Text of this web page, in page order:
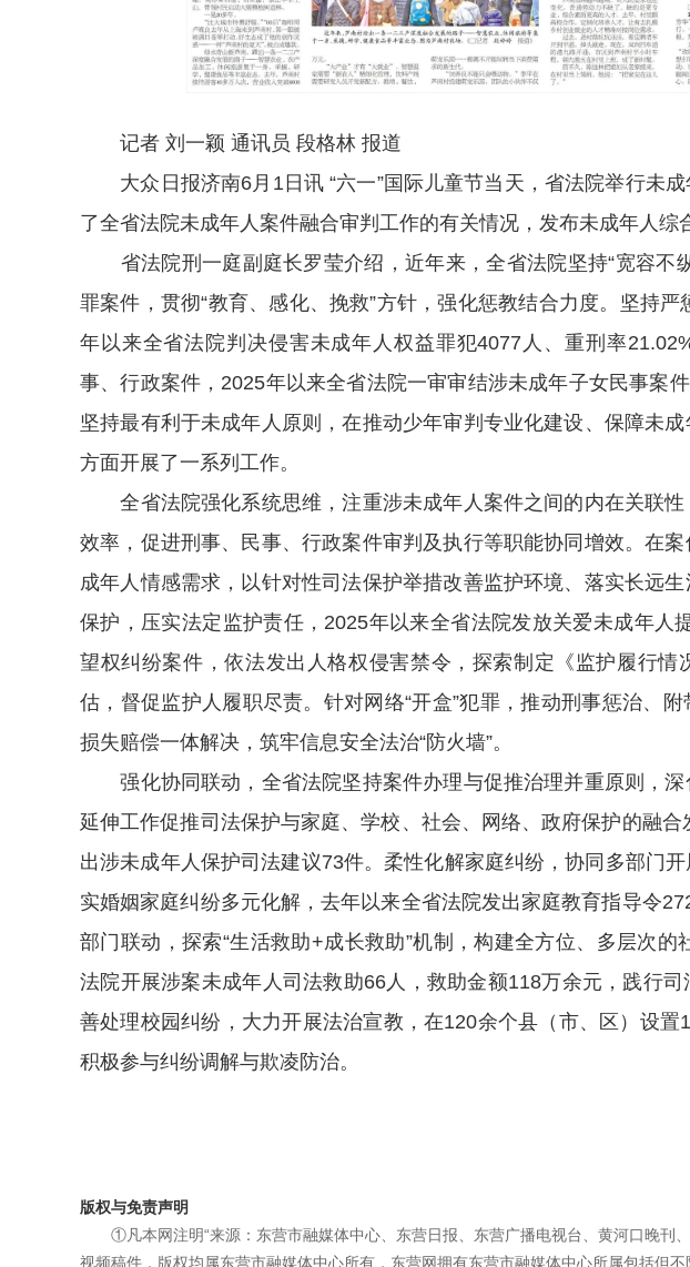
记者 刘一颖 通讯员 段格林 报道
大众日报济南6月1日讯 “六一”国际儿童节当天，省法院举行未成
了全省法院未成年人案件融合审判工作的有关情况，发布未成年人综
省法院刑一庭副庭长罗莹介绍，近年来，全省法院坚持“宽容不
罪案件，贯彻“教育、感化、挽救”方针，强化惩教结合力度。坚持
年以来全省法院判决侵害未成年人权益罪犯4077人、重刑率
事、行政案件，2025年以来全省法院一审审结涉未成年子女民事案
坚持最有利于未成年人原则，在推动少年审判专业化建设、保障未
方面开展了一系列工作。
全省法院强化系统思维，注重涉未成年人案件之间的内在关联性
效率，促进刑事、民事、行政案件审判及执行等职能协同增效。在
成年人情感需求，以针对性司法保护举措改善监护环境、落实长远
保护，压实法定监护责任，2025年以来全省法院发放关爱未成年人
望权纠纷案件，依法发出人格权侵害禁令，探索制定《监护履行情
估，督促监护人履职尽责。针对网络“开盒”犯罪，推动刑事惩治、
损失赔偿一体解决，筑牢信息安全法治“防火墙”。
强化协同联动，全省法院坚持案件办理与促推治理并重原则，深
延伸工作促推司法保护与家庭、学校、社会、网络、政府保护的融
出涉未成年人保护司法建议73件。柔性化解家庭纠纷，协同多部门
实婚姻家庭纠纷多元化解，去年以来全省法院发出家庭教育指导令
部门联动，探索“生活救助+成长救助”机制，构建全方位、多层次
法院开展涉案未成年人司法救助66人，救助金额118万余元，践行
善处理校园纠纷，大力开展法治宣教，在120余个县（市、区）设置
积极参与纠纷调解与欺凌防治。
版权与免责声明
①凡本网注明“来源：东营市融媒体中心、东营日报、东营广播电视台、黄河口晚刊
视频稿件，版权均属东营市融媒体中心所有，东营网拥有东营市融媒体中心所属包括但